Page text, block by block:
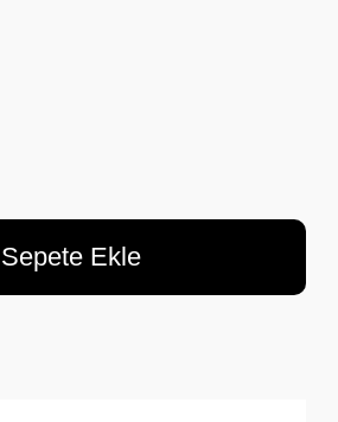
Sepete Ekle